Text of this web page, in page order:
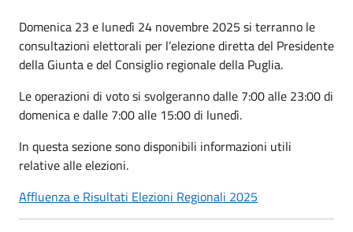
Domenica 23 e lunedì 24 novembre 2025 si terranno le
consultazioni elettorali per l’elezione diretta del Presidente
della Giunta e del Consiglio regionale della Puglia.
Le operazioni di voto si svolgeranno dalle 7:00 alle 23:00 di
domenica e dalle 7:00 alle 15:00 di lunedì.
In questa sezione sono disponibili informazioni utili
relative alle elezioni.
Affluenza e Risultati Elezioni Regionali 2025